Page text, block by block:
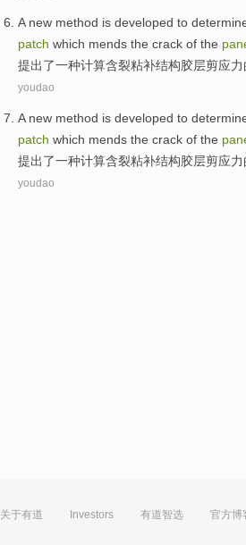
A new method is developed to
patch which mends the crack of the
提出了一种计算含裂粘补结构胶层剪应力
youdao
A new method is developed to
patch which mends the crack of the
提出了一种计算含裂粘补结构胶层剪应力
youdao
关于有道 Investors 有道智选 官方博